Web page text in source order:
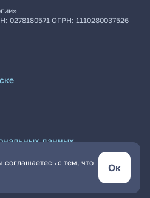
с тем, что
Ок
0278180571 ОГРН: 1110280037526
данных